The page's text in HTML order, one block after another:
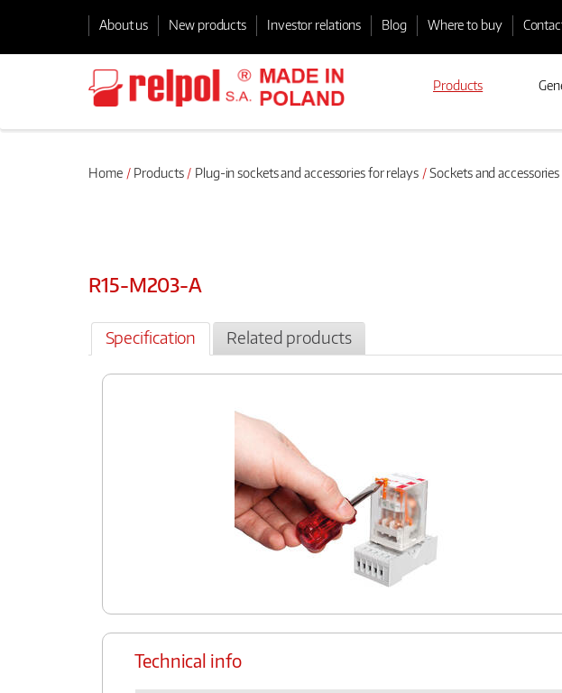
About us New products Investor relations Blog Where to buy
Products
Home Products Plug-in sockets and accessories for relays Sockets and accessories
R15-M203-A
Specification Related products
Technical info